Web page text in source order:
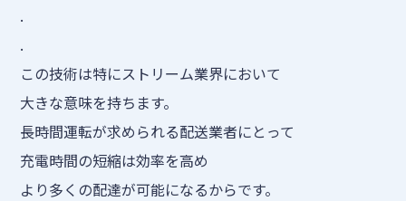
.
.
この技術は特にストリーム業界において
大きな意味を持ちます。
長時間運転が求められる配送業者にとって
充電時間の短縮は効率を高め
より多くの配達が可能になるからです。